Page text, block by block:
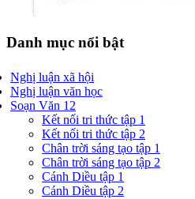
Danh mục nổi bật
Nghị luận xã hội
Nghị luận văn học
Soạn Văn 12
Kết nối tri thức tập 1
Kết nối tri thức tập 2
Chân trời sáng tạo tập 1
Chân trời sáng tạo tập 2
Cánh Diều tập 1
Cánh Diều tập 2